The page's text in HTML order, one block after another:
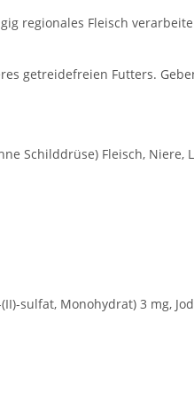
regionales Fleisch
getreidefreien Futters.
Schilddrüse) Fleisch, Niere,
sulfat, Monohydrat) 3 mg,